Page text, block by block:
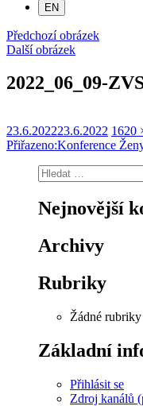
EN
Předchozí obrázek
Další obrázek
2022_06_09-
Publikováno:
23.6.202223.6.2022 1620
Navigace
Přiřazeno:Konference
Hledat:
Nejnovější
Archivy
Rubriky
Žádné rubriky
Základní
Přihlásit se
Zdroj kanálů